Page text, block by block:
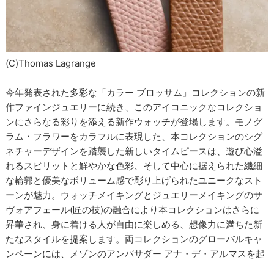
(C)Thomas Lagrange
今年発表された多彩な「カラー ブロッサム」コレクションの新
作ファインジュエリーに続き、このアイコニックなコレクショ
ンにさらなる彩りを添える新作ウォッチが登場します。モノグ
ラム・フラワーをカラフルに表現した、本コレクションのシグ
ネチャーデザインを踏襲した新しいタイムピースは、遊び心溢
れるスピリットと鮮やかな色彩、そして中心に据えられた繊細
な輪郭と優美なボリューム感で彫り上げられたユニークなスト
ーンが魅力。ウォッチメイキングとジュエリーメイキングのサ
ヴォアフェール(匠の技)の融合により本コレクションはさらに
昇華され、身に着ける人が自由に楽しめる、想像力に満ちた新
たなスタイルを提案します。両コレクションのグローバルキャ
ンペーンには、メゾンのアンバサダー アナ・デ・アルマスを起